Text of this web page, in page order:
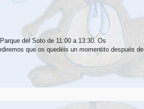
del Soto de 11:00 a 13:30. Os
que os quedéis un momentito después de